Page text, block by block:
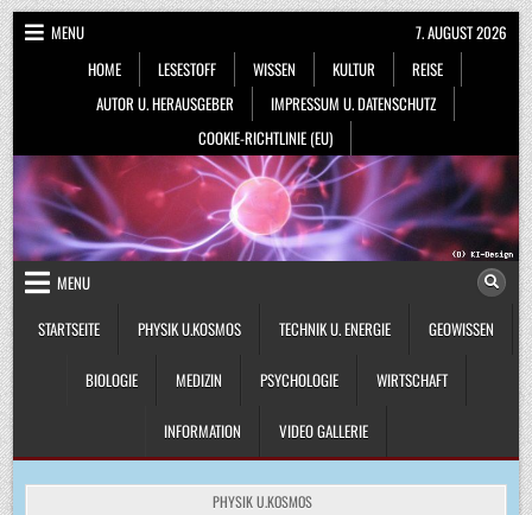
Skip
to
content
MENU
HOME
LESESTOFF WISSEN KULTUR
REISE
AUTOR U. HERAUSGEBER
IMPRESSUM U. DATENSCHUTZ
COOKIE-RICHTLINIE (EU)
7. AUGUST 2026
MENU
STARTSEITE
PHYSIK U.KOSMOS TECHNIK U. ENERGIE GEOWISSEN
BIOLOGIE MEDIZIN PSYCHOLOGIE WIRTSCHAFT
INFORMATION VIDEO GALLERIE
POSTED
PHYSIK U.KOSMOS